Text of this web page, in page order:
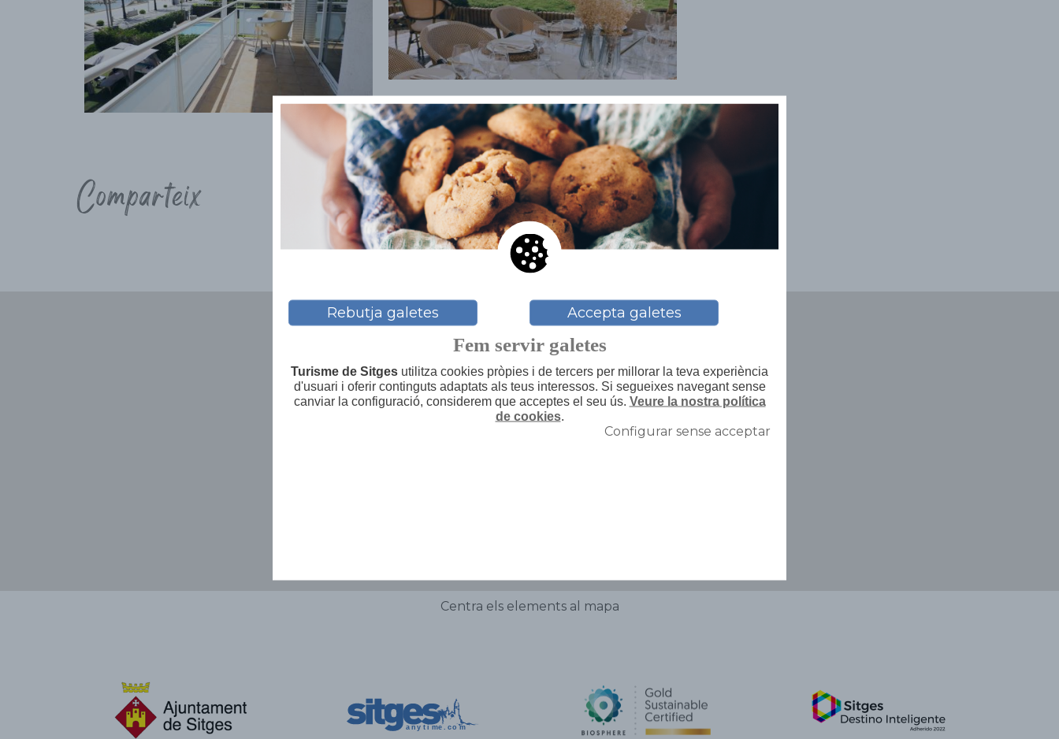
Comparteix
Centra els elements al mapa
Rebutja galetes Accepta galetes
Fem servir galetes
Turisme de Sitges utilitza cookies pròpies i de tercers per millorar la teva experiència
d'usuari i oferir continguts adaptats als teus interessos. Si segueixes navegant sense
canviar la configuració, considerem que acceptes el seu ús. Veure la nostra política
de cookies.
Configurar sense acceptar